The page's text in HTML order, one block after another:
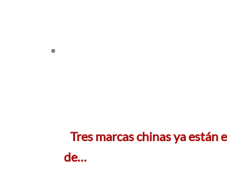
Tres marcas chinas ya están
de…